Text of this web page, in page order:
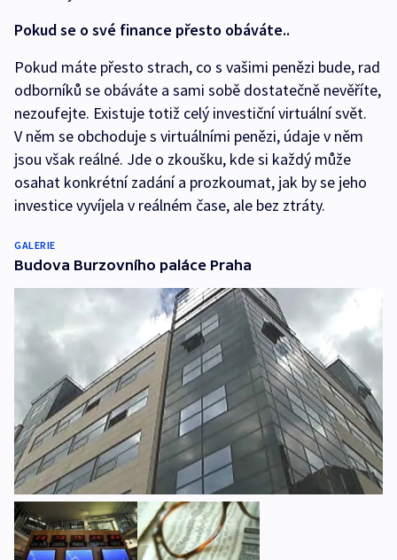
Pokud se o své finance přesto obáváte..
Pokud máte přesto strach, co s vašimi penězi bude, rad
odborníků se obáváte a sami sobě dostatečně nevěříte,
nezoufejte. Existuje totiž celý investiční virtuální svět.
V něm se obchoduje s virtuálními penězi, údaje v něm
jsou však reálné. Jde o zkoušku, kde si každý může
osahat konkrétní zadání a prozkoumat, jak by se jeho
investice vyvíjela v reálném čase, ale bez ztráty.
GALERIE
Budova Burzovního paláce Praha